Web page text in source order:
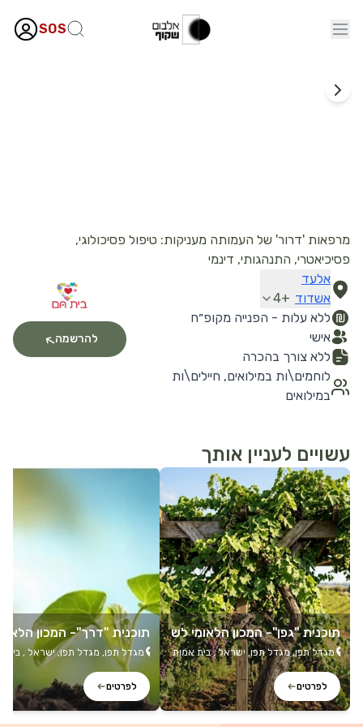
SOS
מרפאות 'דרור' של העמותה מעניקות: טיפול פסיכולוגי,
פסיכיאטרי, התנהגותי, דינמי
אלעד
אשדוד +
4
ללא עלות - הפנייה מקופ״ח
אישי
ללא צורך בהכרה
לוחמים\ות במילואים, חיילים\ות
במילואים
להרשמה
עשויים לעניין אותך
לפרטים נוספים
תוכנית "גפן"- המכון הלאומי לש
יקום נוירופסיכולוגי
מגדל תפן, מגדל תפן, ישראל , בית אמות
חיפה, דרך יפו 157, חיפה, 3525126,
ישראל
לפרטים
לפרטים נוספים
תוכנית "דרך"- המכון
שיקום נוירופסיכולוגי
מגדל תפן, מגדל תפן, ישראל , בית
ישראל
לפרטים